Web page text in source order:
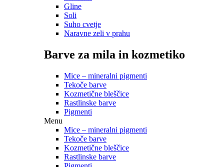
Gline
Soli
Suho cvetje
Naravne zeli v prahu
Barve za mila in kozmetiko
Mice – mineralni pigmenti
Tekoče barve
Kozmetične bleščice
Rastlinske barve
Pigmenti
Menu
Mice – mineralni pigmenti
Tekoče barve
Kozmetične bleščice
Rastlinske barve